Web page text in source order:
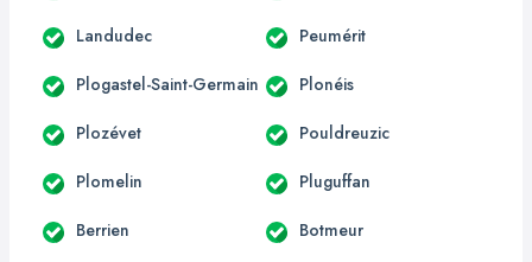
Landudec Peumérit
Plogastel-Saint-Germain Plonéis
Plozévet Pouldreuzic
Plomelin Pluguffan
Berrien Botmeur